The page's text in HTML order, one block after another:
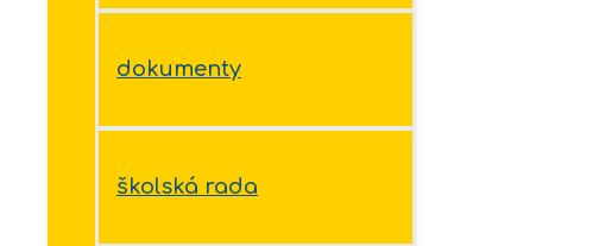
dokumenty
školská rada